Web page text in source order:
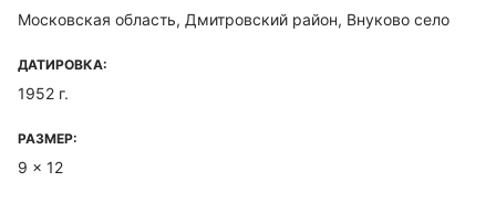
Московская область, Дмитровский район, Внуково село
ДАТИРОВКА:
1952 г.
РАЗМЕР:
9 x 12